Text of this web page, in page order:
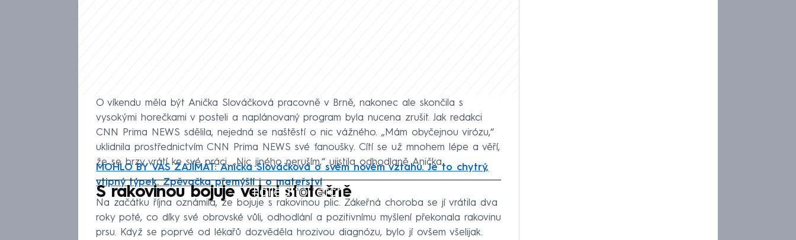
O víkendu měla být Anička Slováčková pracovně v Brně, nakonec ale skončila s
vysokými horečkami v posteli a naplánovaný program byla nucena zrušit. Jak redakci
CNN Prima NEWS sdělila, nejedná se naštěstí o nic vážného. „Mám obyčejnou virózu,“
uklidnila prostřednictvím CNN Prima NEWS své fanoušky. Cítí se už mnohem lépe a věří,
že se brzy vrátí ke své práci. „Nic jiného neruším,“ ujistila odhodlaně Anička.
MOHLO BY VÁS ZAJÍMAT: Anička Slováčková o svém novém vztahu. Je to chytrý,
vtipný týpek. Zpěvačka přemýšlí i o mateřství
Failed to fetch
S rakovinou bojuje velmi statečně
Na začátku října oznámila, že bojuje s rakovinou plic. Zákeřná choroba se jí vrátila dva
roky poté, co díky své obrovské vůli, odhodlání a pozitivnímu myšlení překonala rakovinu
prsu. Když se poprvé od lékařů dozvěděla hrozivou diagnózu, bylo jí ovšem všelijak.